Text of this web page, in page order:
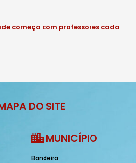
começa com professores cada
DO SITE
MUNICÍPIO
Bandeira